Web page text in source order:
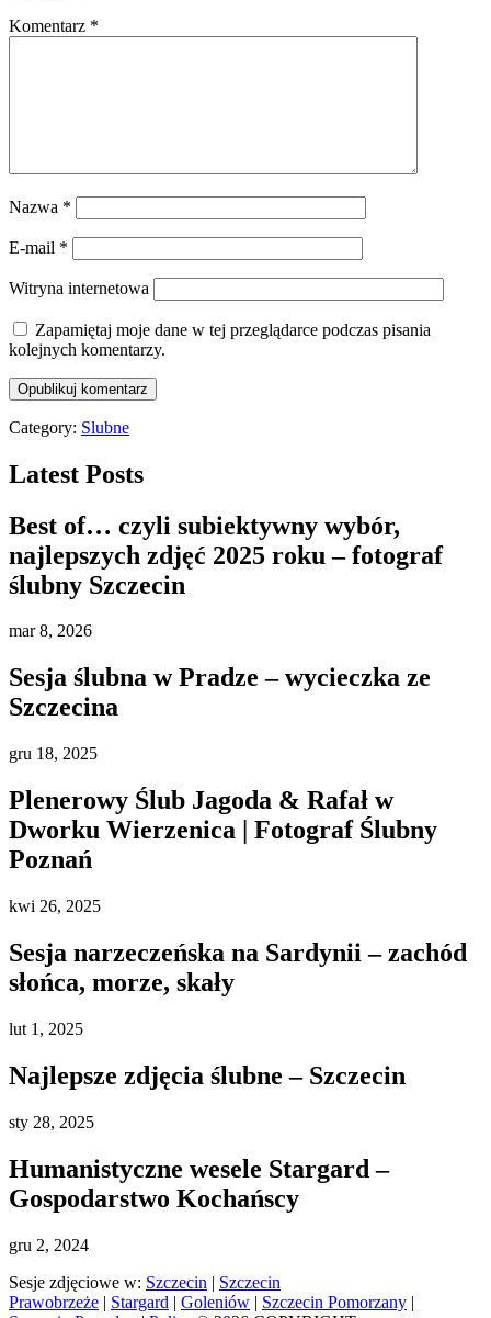
Komentarz *
Nazwa *
E-mail *
Witryna internetowa
Zapamiętaj moje dane w tej przeglądarce podczas pisania
kolejnych komentarzy.
Category: Slubne
Latest Posts
Best of… czyli subiektywny wybór,
najlepszych zdjęć 2025 roku – fotograf
ślubny Szczecin
mar8, 2026
Sesja ślubna w Pradze – wycieczka ze
Szczecina
gru 18, 2025
Plenerowy Ślub Jagoda & Rafał w
Dworku Wierzenica | Fotograf Ślubny
Poznań
kwi 26, 2025
Sesja narzeczeńska na Sardynii – zachód
słońca, morze, skały
lut 1, 2025
Najlepsze zdjęcia ślubne – Szczecin
sty 28, 2025
Humanistyczne wesele Stargard –
Gospodarstwo Kochańscy
gru 2, 2024
Sesje zdjęciowe w: Szczecin | Szczecin
Prawobrzeże | Stargard | Goleniów | Szczecin Pomorzany |